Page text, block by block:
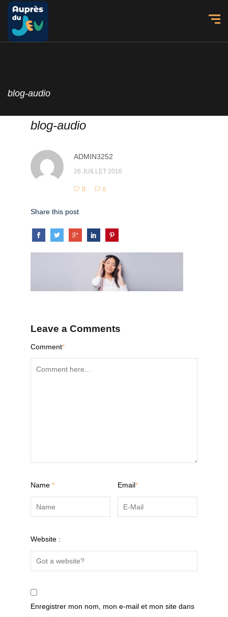
blog-audio
blog-audio
ADMIN3252
26 JUILLET 2016
0 0
Share this post
Leave a Comments
Comment*
Name * Email*
Website :
Enregistrer mon nom, mon e-mail et mon site dans